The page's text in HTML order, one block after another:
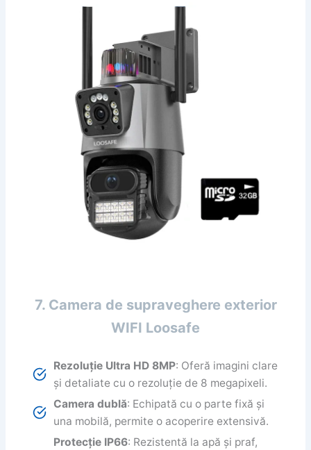
7. Camera de supraveghere exterior
WIFI Loosafe
Rezoluție Ultra HD 8MP: Oferă imagini clare
și detaliate cu o rezoluție de 8 megapixeli.
Camera dublă: Echipată cu o parte fixă și
una mobilă, permite o acoperire extensivă.
Protecție IP66: Rezistentă la apă și praf,